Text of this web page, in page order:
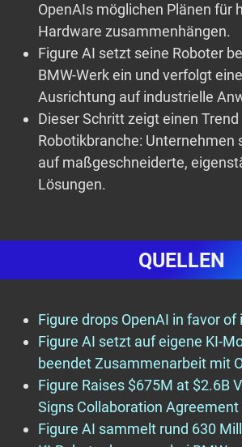
OpenAIs möglichen Plänen für
Hardware zusammenhängen.
Figure AI setzt seine Roboter
BMW-Werk ein und verfolgt
Ausrichtung auf industrielle
Dieser Schritt zeigt einen Trend
Robotikbranche: Unternehmen
auf maßgeschneiderte,
Lösungen.
QUELLEN
Figure drops OpenAI in favor
Figure AI setzt auf eigene KI-
beendet Zusammenarbeit mit
Figure Raises $675M at $2.6B
Signs Collaboration Agreement
Figure AI sammelt rund 630